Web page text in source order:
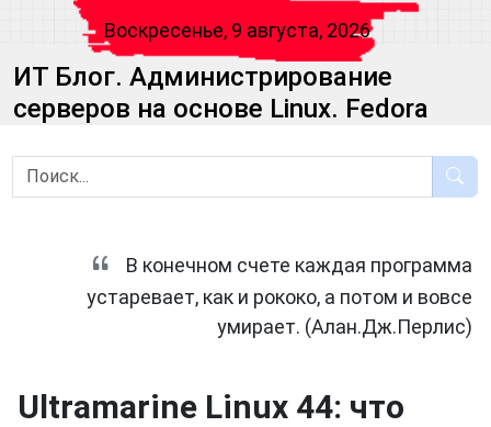
Воскресенье, 9 августа, 2026
ИТ Блог. Администрирование
серверов на основе Linux. Fedora
В конечном счете каждая программа
устаревает, как и рококо, а потом и вовсе
умирает. (Алан.Дж.Перлис)
Ultramarine Linux 44: что